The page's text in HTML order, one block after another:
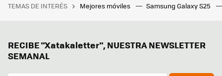
TEMAS DE INTERÉS Mejores móviles Samsung Galaxy S25
RECIBE "Xatakaletter", NUESTRA NEWSLETTER
SEMANAL